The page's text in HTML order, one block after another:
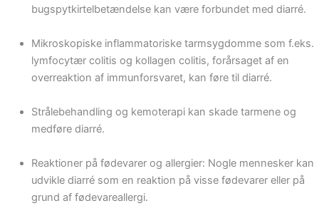
bugspytkirtelbetændelse kan være forbundet med diarré.
Mikroskopiske inflammatoriske tarmsygdomme som f.eks.
lymfocytær colitis og kollagen colitis, forårsaget af en
overreaktion af immunforsvaret, kan føre til diarré.
Strålebehandling og kemoterapi kan skade tarmene og
medføre diarré.
Reaktioner på fødevarer og allergier: Nogle mennesker kan
udvikle diarré som en reaktion på visse fødevarer eller på
grund af fødevareallergi.